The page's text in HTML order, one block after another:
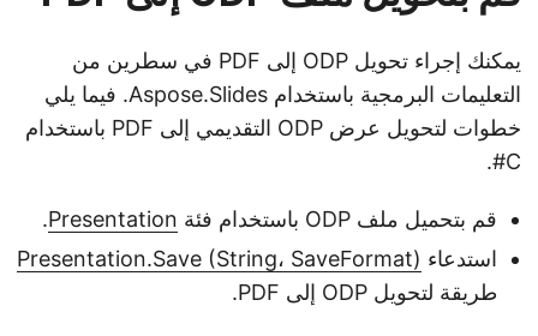
يمكنك إجراء تحويل ODP إلى PDF في سطرين من
التعليمات البرمجية باستخدام Aspose.Slides. فيما يلي
خطوات لتحويل عرض ODP التقديمي إلى PDF باستخدام
C#.
قم بتحميل ملف ODP باستخدام فئة Presentation
.
استدعاءPresentation.Save (String، SaveFormat)
طريقة لتحويل ODP إلى PDF.